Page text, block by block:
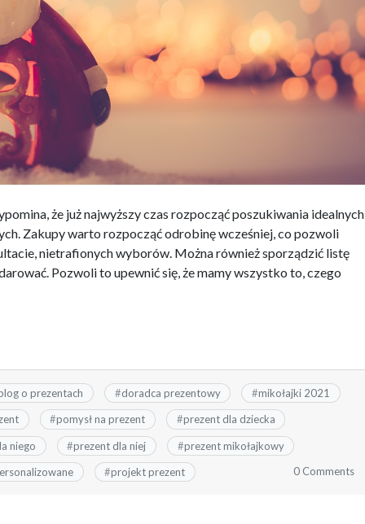
że już najwyższy czas rozpocząć poszukiwania idealnych
Zakupy warto rozpocząć odrobinę wcześniej, co pozwoli
nietrafionych wyborów. Można również sporządzić listę
Pozwoli to upewnić się, że mamy wszystko to, czego
o prezentach #doradca prezentowy #mikołajki 2021
#pomysł na prezent #prezent dla dziecka
niego #prezent dla niej #prezent mikołajkowy
#projekt prezent 0 Comments